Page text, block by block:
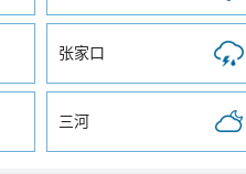
张家口
三河